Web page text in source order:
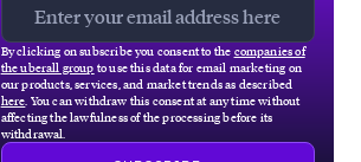
By clicking on subscribe you consent to the companies of
the uberall group to use this data for email marketing on
our products, services, and market trends as described
here . You can withdraw this consent at any time without
affecting the lawfulness of the processing before its
withdrawal.